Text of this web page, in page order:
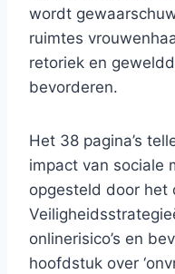
wordt
ruimtes
retoriek en
bevorderen.
Het 38 pagina’s
impact van sociale
opgesteld door het
onlinerisico’s en
hoofdstuk over